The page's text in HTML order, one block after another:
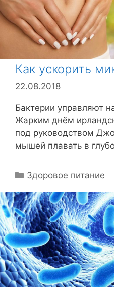
Как ускорить
22.08.2018
Бактерии управляют
Жарким днём
под руководством
мышей плавать в
Р
б
р
и
к
и
Здоровое питание